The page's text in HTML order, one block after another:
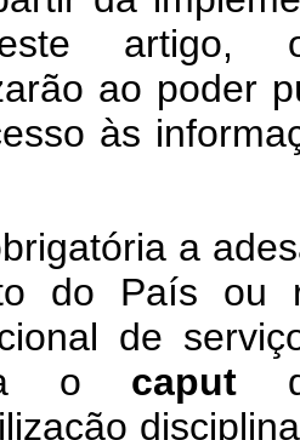
artigo,
ao poder
às
a
do País ou
de
o caput